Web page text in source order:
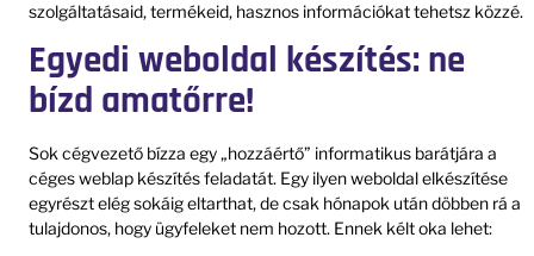
szolgáltatásaid, termékeid, hasznos információkat tehetsz közzé.
Egyedi weboldal készítés: ne
bízd amatőrre!
Sok cégvezető bízza egy „hozzáértő” informatikus barátjára a
céges weblap készítés feladatát. Egy ilyen weboldal elkészítése
egyrészt elég sokáig eltarthat, de csak hónapok után döbben rá a
tulajdonos, hogy ügyfeleket nem hozott. Ennek kélt oka lehet: